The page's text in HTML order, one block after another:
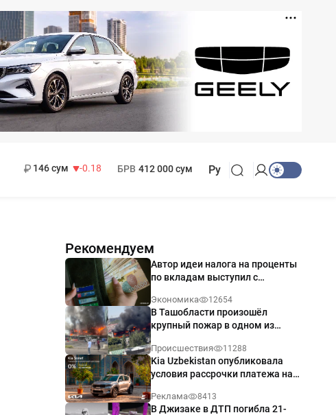
146 сум
-0.18
БРВ 412 000 сум Ру
Рекомендуем
Автор идеи налога на проценты
по вкладам выступил с
Экономика 12654
В Ташобласти произошёл
крупный пожар в одном из
Происшествия 11288
Kia Uzbekistan опубликовала
условия рассрочки платежа на
годовых
Реклама 8413
В Джизаке в ДТП погибла 21-